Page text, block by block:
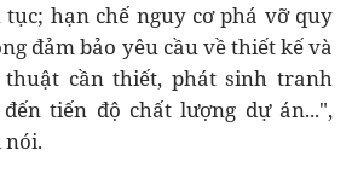
hạn chế nguy cơ phá vỡ quy
đảm bảo yêu cầu về thiết kế và
cần thiết, phát sinh tranh
tiến độ chất lượng dự án...",
nói.